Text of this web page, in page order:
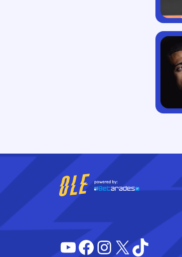
YouTube
Facebook
Instagram
X TikTok